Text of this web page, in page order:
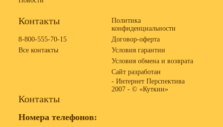
Контакты
8-800-555-70-15
Все контакты
Политика
конфиденциальности
Договор-оферта
Условия гарантии
Условия обмена и возврата
Сайт разработан
- Интернет Перспектива
2007 - © «Куткин»
Контакты
Номера телефонов: